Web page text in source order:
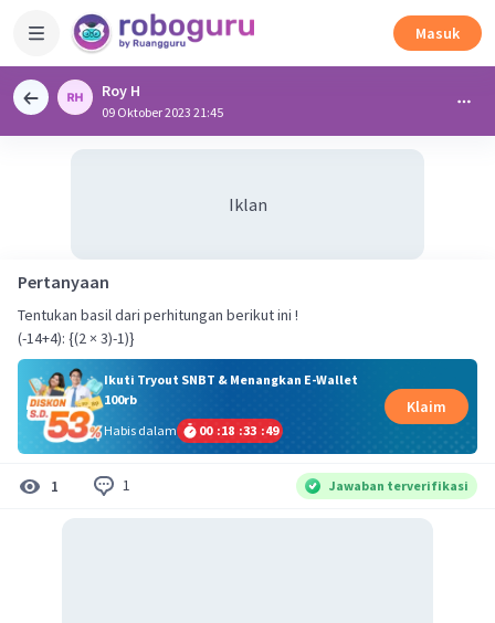
Masuk
Roy H
09 Oktober 2023 21:45
Iklan
Pertanyaan
Tentukan basil dari perhitungan berikut ini !
(-14+4): {(2 × 3)-1)}
Ikuti Tryout SNBT & Menangkan E-Wallet
100rb
Habis dalam
00 :18 :33 :49
Klaim
1 1 Jawaban terverifikasi